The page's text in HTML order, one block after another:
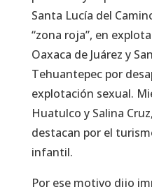
Santa Lucía del
“zona roja”, en
Oaxaca de Juárez y
Tehuantepec por
explotación sexual.
Huatulco y Salina
destacan por el
infantil.
Por ese motivo dijo